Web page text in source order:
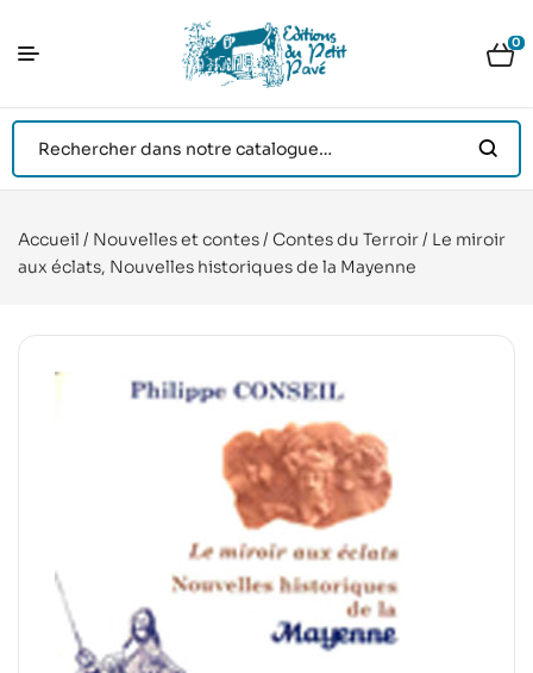
0
Accueil / Nouvelles et contes/ Contes du Terroir/ Le miroir
aux éclats, Nouvelles historiques de la Mayenne